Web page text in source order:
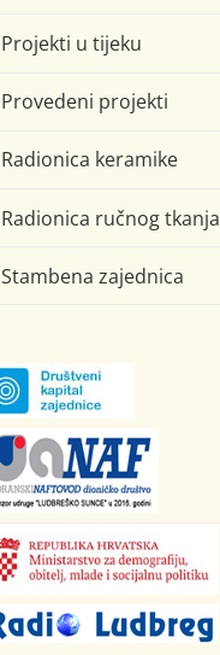
Projekti u tijeku
Provedeni projekti
Radionica keramike
Radionica ručnog tkanja
Stambena zajednica